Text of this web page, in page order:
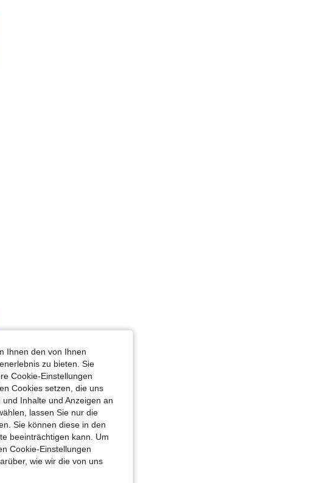
Ihnen den von Ihnen
zu bieten. Sie
Cookie-Einstellungen
Cookies setzen, die uns
Inhalte und Anzeigen an
lassen Sie nur die
Sie können diese in den
beeinträchtigen kann. Um
Cookie-Einstellungen
wie wir die von uns